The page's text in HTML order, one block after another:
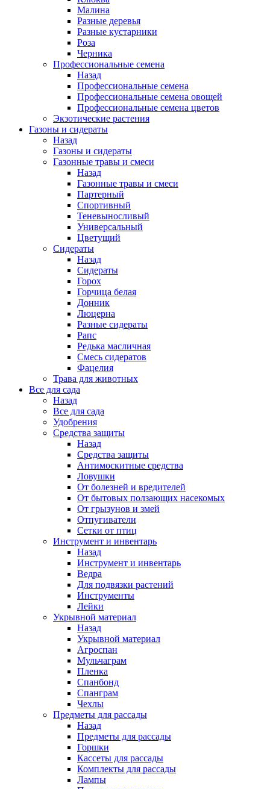
Малина
Разные деревья
Разные кустарники
Роза
Черника
Профессиональные семена
Назад
Профессиональные семена
Профессиональные семена овощей
Профессиональные семена цветов
Экзотические растения
Газоны и сидераты
Назад
Газоны и сидераты
Газонные травы и смеси
Назад
Газонные травы и смеси
Партерный
Спортивный
Теневыносливый
Универсальный
Цветущий
Сидераты
Назад
Сидераты
Горох
Горчица белая
Донник
Люцерна
Разные сидераты
Рапс
Редька масличная
Смесь сидератов
Фацелия
Трава для животных
Все для сада
Назад
Все для сада
Удобрения
Средства защиты
Назад
Средства защиты
Антимоскитные средства
Ловушки
От болезней и вредителей
От бытовых ползающих насекомых
От грызунов и змей
Отпугиватели
Сетки от птиц
Инструмент и инвентарь
Назад
Инструмент и инвентарь
Ведра
Для подвязки растений
Инструменты
Лейки
Укрывной материал
Назад
Укрывной материал
Агроспан
Мульчаграм
Пленка
Спанбонд
Спанграм
Чехлы
Предметы для рассады
Назад
Предметы для рассады
Горшки
Кассеты для рассады
Комплекты для рассады
Лампы